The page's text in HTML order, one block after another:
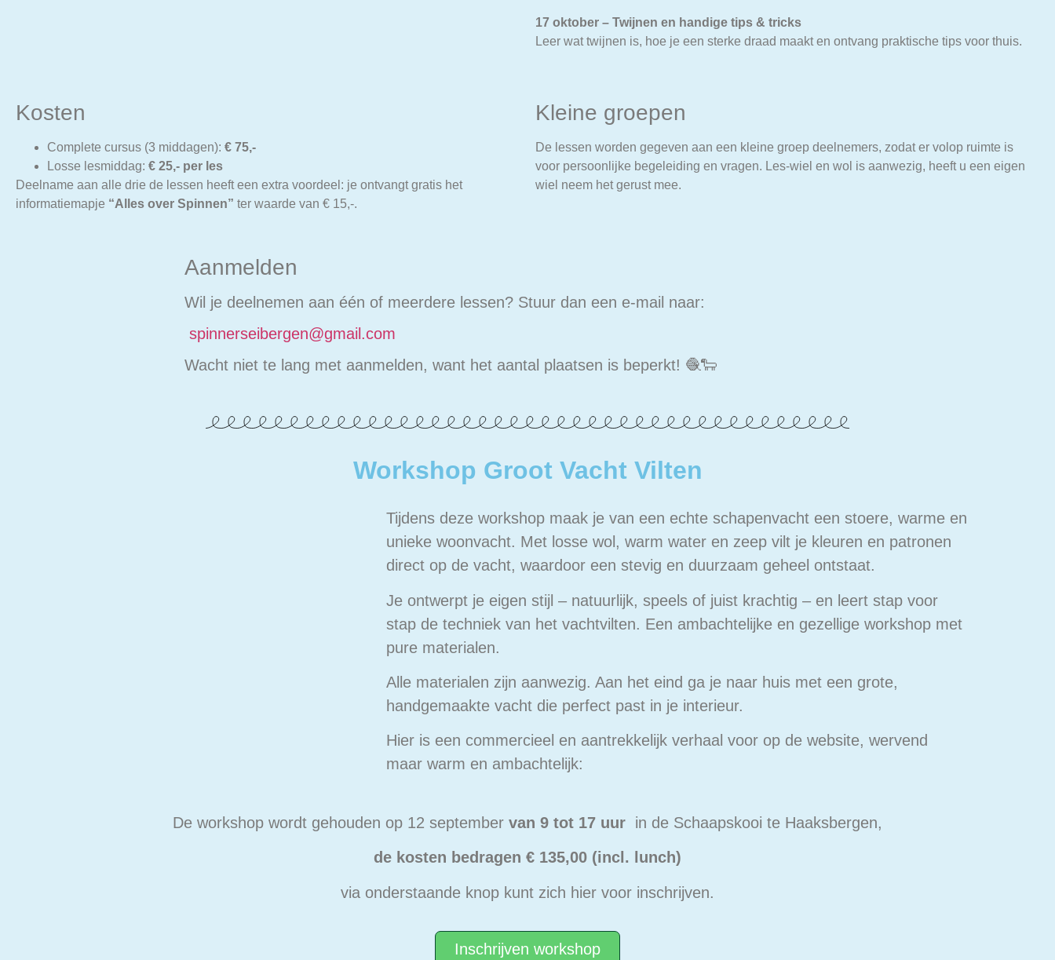
17 oktober – Twijnen en handige tips & tricks
Leer wat twijnen is, hoe je een sterke draad maakt en ontvang praktische tips voor thuis.
Kosten
Complete cursus (3 middagen): € 75,-
Losse lesmiddag: € 25,- per les
Deelname aan alle drie de lessen heeft een extra voordeel: je ontvangt gratis het
informatiemapje “Alles over Spinnen” ter waarde van € 15,-.
Kleine groepen
De lessen worden gegeven aan een kleine groep deelnemers, zodat er volop ruimte is
voor persoonlijke begeleiding en vragen. Les-wiel en wol is aanwezig, heeft u een eigen
wiel neem het gerust mee.
Aanmelden
Wil je deelnemen aan één of meerdere lessen? Stuur dan een e-mail naar:
spinnerseibergen@gmail.com
Wacht niet te lang met aanmelden, want het aantal plaatsen is beperkt! 🧶🐑
Workshop Groot Vacht Vilten
Tijdens deze workshop maak je van een echte schapenvacht een stoere, warme en
unieke woonvacht. Met losse wol, warm water en zeep vilt je kleuren en patronen
direct op de vacht, waardoor een stevig en duurzaam geheel ontstaat.
Je ontwerpt je eigen stijl – natuurlijk, speels of juist krachtig – en leert stap voor
stap de techniek van het vachtvilten. Een ambachtelijke en gezellige workshop met
pure materialen.
Alle materialen zijn aanwezig. Aan het eind ga je naar huis met een grote,
handgemaakte vacht die perfect past in je interieur.
Hier is een commercieel en aantrekkelijk verhaal voor op de website, wervend
maar warm en ambachtelijk:
De workshop wordt gehouden op 12 september van 9 tot 17 uur in de Schaapskooi te Haaksbergen,
de kosten bedragen € 135,00 (incl. lunch)
via onderstaande knop kunt zich hier voor inschrijven.
Inschrijven workshop